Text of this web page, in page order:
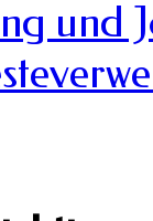
und